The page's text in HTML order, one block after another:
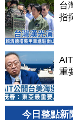
台
指
重
今日整點新